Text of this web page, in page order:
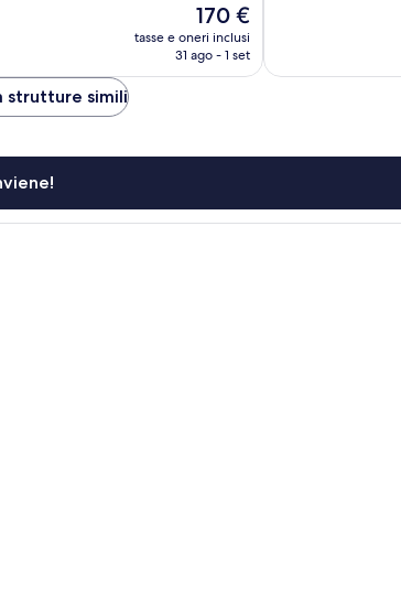
Il
prezzo
attuale
170 €
tasse e oneri inclusi
31 ago - 1 set
strutture simili